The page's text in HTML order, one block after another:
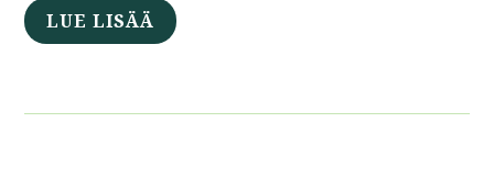
LUE LISÄÄ